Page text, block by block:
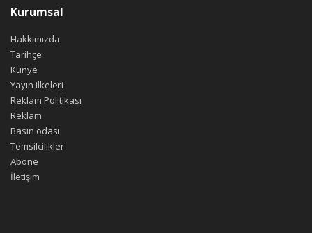
Kurumsal
Hakkımızda
Tarihçe
Künye
Yayın ilkeleri
Reklam Politikası
Reklam
Basın odası
Temsilcilikler
Abone
İletişim